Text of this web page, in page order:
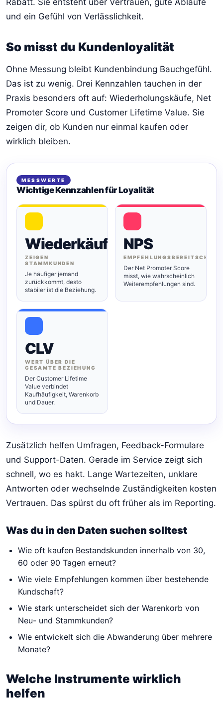
und ein Gefühl von Verlässlichkeit.
So misst du Kundenloyalität
Ohne Messung bleibt Kundenbindung Bauchgefühl.
Das ist zu wenig. Drei Kennzahlen tauchen in der
Praxis besonders oft auf: Wiederholungskäufe, Net
Promoter Score und Customer Lifetime Value. Sie
zeigen dir, ob Kunden nur einmal kaufen oder
wirklich bleiben.
MESSWERTE
Wichtige Kennzahlen für Loyalität
Wiederkäufe
ZEIGEN
STAMMKUNDEN
Je häufiger jemand
zurückkommt, desto
stabiler ist die Beziehung.
NPS
EMPFEHLUNGSBEREITSCHAFT
Der Net Promoter Score
misst, wie wahrscheinlich
Weiterempfehlungen sind.
CLV
WERT ÜBER DIE
GESAMTE BEZIEHUNG
Der Customer Lifetime
Value verbindet
Kaufhäufigkeit, Warenkorb
und Dauer.
Zusätzlich helfen Umfragen, Feedback-Formulare
und Support-Daten. Gerade im Service zeigt sich
schnell, wo es hakt. Lange Wartezeiten, unklare
Antworten oder wechselnde Zuständigkeiten kosten
Vertrauen. Das spürst du oft früher als im Reporting.
Was du in den Daten suchen solltest
Wie oft kaufen Bestandskunden innerhalb von 30,
60 oder 90 Tagen erneut?
Wie viele Empfehlungen kommen über bestehende
Kundschaft?
Wie stark unterscheidet sich der Warenkorb von
Neu- und Stammkunden?
Wie entwickelt sich die Abwanderung über mehrere
Monate?
Welche Instrumente wirklich
helfen